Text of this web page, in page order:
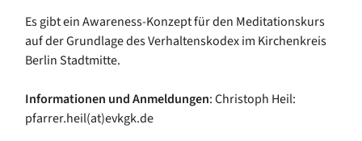
Es gibt ein Awareness-Konzept für den Meditationskurs
auf der Grundlage des Verhaltenskodex im Kirchenkreis
Berlin Stadtmitte.
Informationen und Anmeldungen: Christoph Heil:
pfarrer.heil(at)evkgk.de